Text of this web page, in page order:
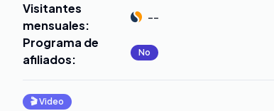
Visitantes
mensuales:
--
Programa de
afiliados: No
🎬Video